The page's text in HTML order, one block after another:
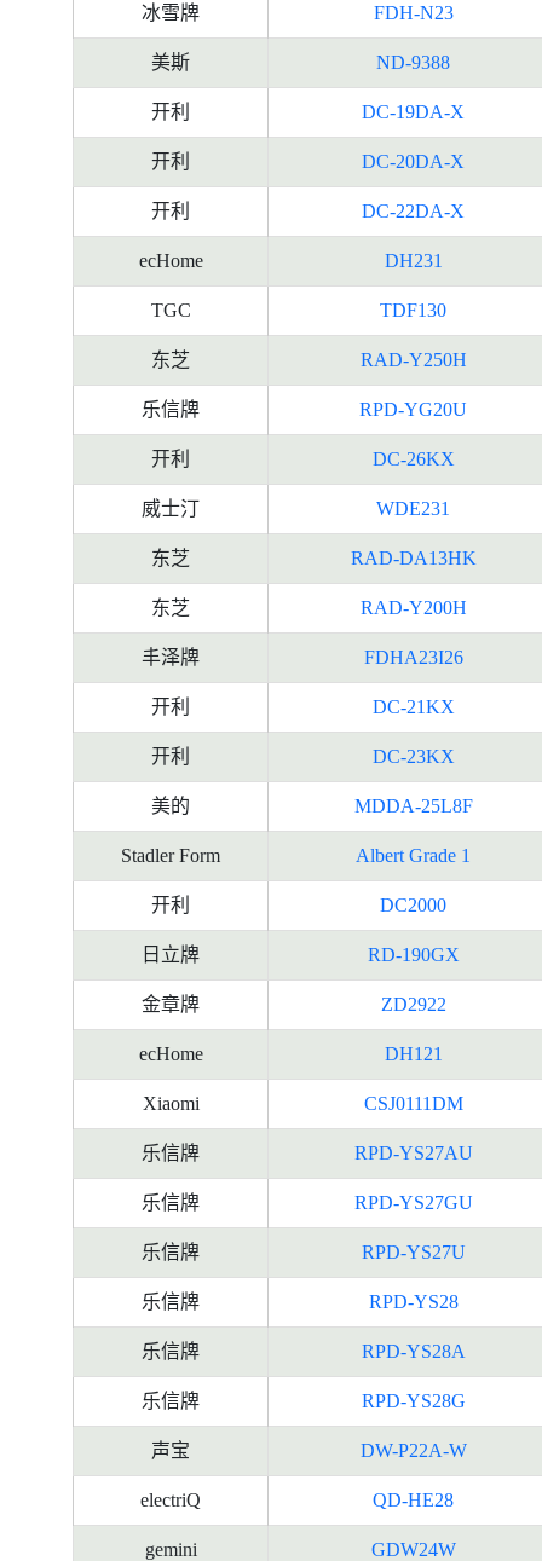
冰雪牌 FDH-N23
美斯 ND-9388
开利 DC-19DA-X
开利 DC-20DA-X
开利 DC-22DA-X
ecHome DH231
TGC TDF130
东芝 RAD-Y250H
乐信牌 RPD-YG20U
开利 DC-26KX
威士汀 WDE231
东芝 RAD-DA13HK
东芝 RAD-Y200H
丰泽牌 FDHA23I26
开利 DC-21KX
开利 DC-23KX
美的 MDDA-25L8F
Stadler Form Albert Grade 1
开利 DC2000
日立牌 RD-190GX
金章牌 ZD2922
ecHome DH121
Xiaomi CSJ0111DM
乐信牌 RPD-YS27AU
乐信牌 RPD-YS27GU
乐信牌 RPD-YS27U
乐信牌 RPD-YS28
乐信牌 RPD-YS28A
乐信牌 RPD-YS28G
声宝 DW-P22A-W
electriQ QD-HE28
gemini GDW24W